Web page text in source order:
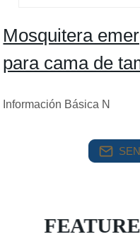
Mosquitera
para cama de
Información Básica N